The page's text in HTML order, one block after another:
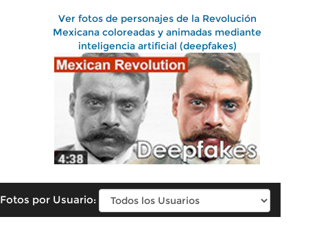
Ver fotos de personajes de la Revolución
Mexicana coloreadas y animadas mediante
inteligencia artificial (deepfakes)
Fotos por Usuario: